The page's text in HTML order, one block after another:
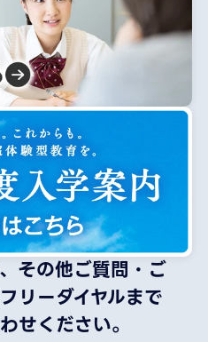
その他ご質問・ご
リーダイヤルまで
せください。